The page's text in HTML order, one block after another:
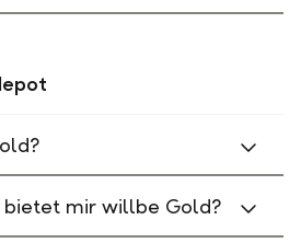
mir willbe Gold?